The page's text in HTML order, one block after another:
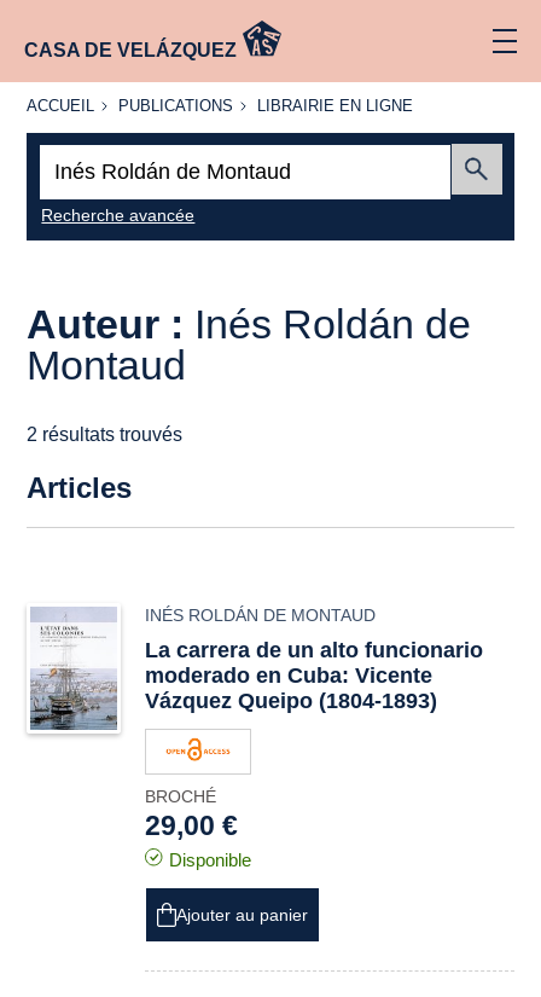
CASA DE VELÁZQUEZ
ACCUEIL
ACCUEIL PUBLICATIONS
PUBLICATIONS
LIBRAIRIE
LIBRAIRIE EN LIGNE
Recherche avancée
Auteur : Inés Roldán de
Montaud
2 résultats trouvés
Articles
INÉS ROLDÁN DE MONTAUD
La carrera de un alto funcionario
moderado en Cuba: Vicente
Vázquez Queipo (1804-1893)
BROCHÉ
29,00 €
Disponible
Ajouter au panier